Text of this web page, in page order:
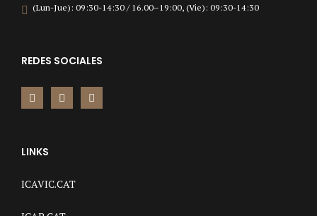
(Lun-Jue): 09:30-14:30 / 16.00–19:00, (Vie): 09:30-14:30
REDES SOCIALES
LINKS
ICAVIC.CAT